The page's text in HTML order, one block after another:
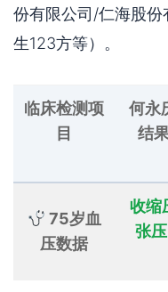
份有限公司/仁海股
生123方等）。
临床检测项
目
何永
结
75岁血
压数据
收缩
张